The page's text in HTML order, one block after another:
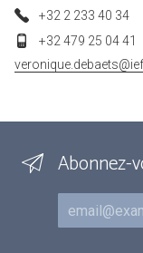
+32 2 233 40 34
+32 479 25 04 41
Abonnez-
Courriel